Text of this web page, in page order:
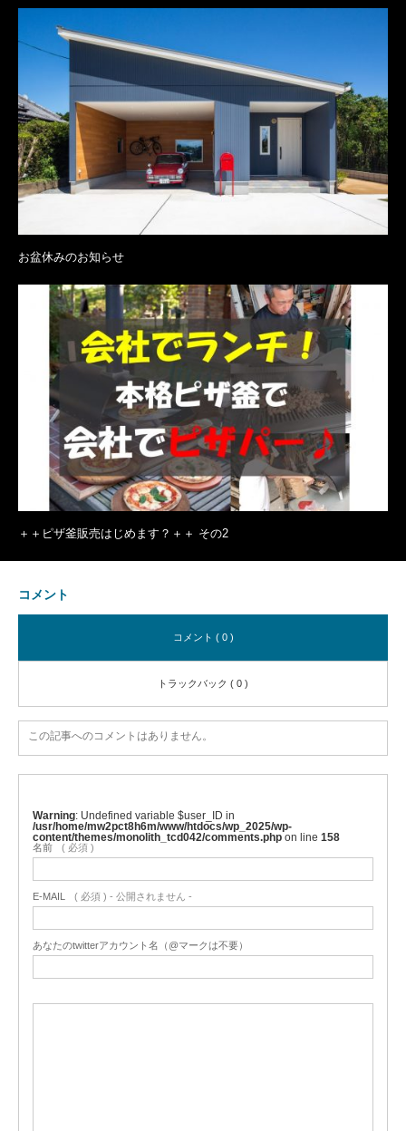
お盆休みのお知らせ
＋＋ピザ釜販売はじめます？＋＋ その2
コメント
コメント ( 0 )
トラックバック ( 0 )
この記事へのコメントはありません。
Warning : Undefined variable $user_ID in
/usr/home/mw2pct8h6m/www/htdocs/wp_2025/wp-
content/themes/monolith_tcd042/comments.php on line 158
名前 ( 必須 )
E-MAIL ( 必須 ) - 公開されません -
あなたのtwitterアカウント名（@マークは不要）